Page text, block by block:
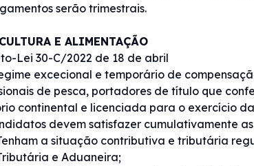
serão trimestrais.
E ALIMENTAÇÃO
Lei 30-C/2022 de 18 de abril
excecional e temporário de
de pesca, portadores de título que
continental e licenciada para o exercício
devem satisfazer cumulativamente
a situação contributiva e tributária
e Aduaneira;